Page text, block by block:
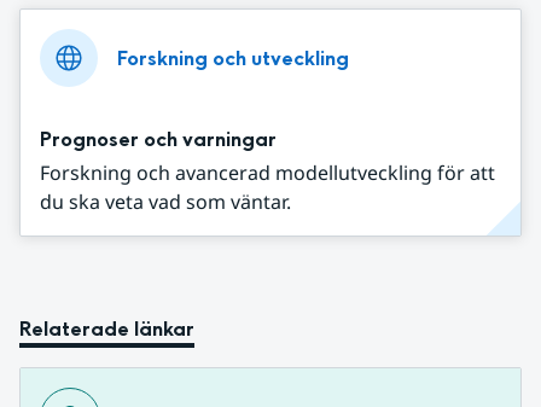
Forskning och utveckling
Prognoser och varningar
Forskning och avancerad modellutveckling för att
du ska veta vad som väntar.
Relaterade länkar